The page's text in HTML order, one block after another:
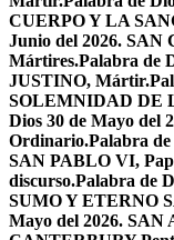
CUERPO Y LA
Junio del 2026. SAN
Mártires.Palabra de
JUSTINO, Mártir.
SOLEMNIDAD DE
Dios 30 de Mayo del
Ordinario.Palabra
SAN PABLO VI,
discurso.Palabra de
SUMO Y ETERNO
Mayo del 2026. SAN